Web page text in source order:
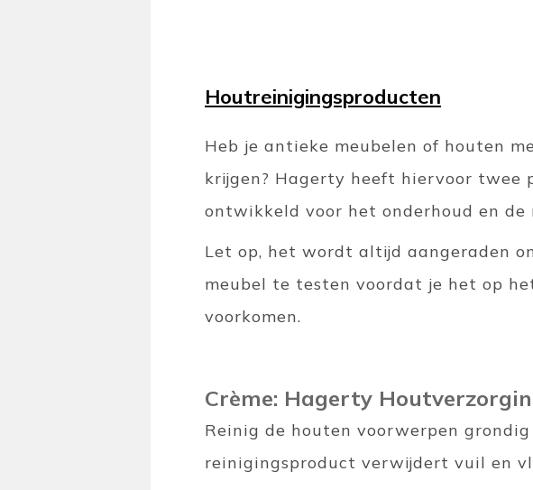
Houtreinigingsproducten
Heb je antieke meubelen of houten
krijgen? Hagerty heeft hiervoor twee
ontwikkeld voor het onderhoud en
Let op, het wordt altijd aangeraden
meubel te testen voordat je het op
voorkomen.
Crème: Hagerty
Reinig de houten voorwerpen
reinigingsproduct verwijdert vuil en